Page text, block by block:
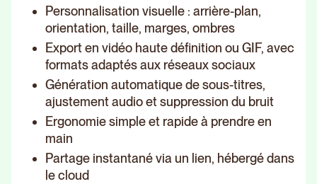
Personnalisation visuelle : arrière-plan,
orientation, taille, marges, ombres
Export en vidéo haute définition ou GIF, avec
formats adaptés aux réseaux sociaux
Génération automatique de sous-titres,
ajustement audio et suppression du bruit
Ergonomie simple et rapide à prendre en
main
Partage instantané via un lien, hébergé dans
le cloud